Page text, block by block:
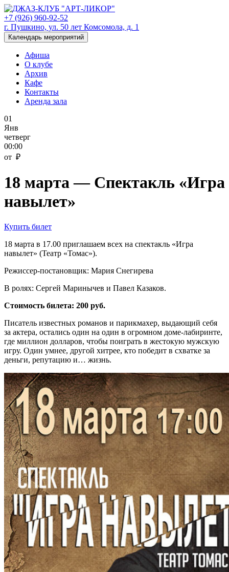
+7 (926) 960-92-52
г. Пушкино, ул. 50 лет Комсомола, д. 1
Календарь мероприятий
Афиша
О клубе
Архив
Кафе
Контакты
Аренда зала
01
Янв
четверг
00:00
от ₽
18 марта — Спектакль «Игра
навылет»
Купить билет
18 марта в 17.00 приглашаем всех на спектакль «Игра
навылет» (Театр «Томас»).
Режиссер-постановщик: Мария Снегирева
В ролях: Сергей Маринычев и Павел Казаков.
Стоимость билета: 200 руб.
Писатель известных романов и парикмахер, выдающий себя
за актера, остались один на один в огромном доме-лабиринте,
где миллион долларов, чтобы поиграть в жестокую мужскую
игру. Один умнее, другой хитрее, кто победит в схватке за
деньги, репутацию и… жизнь.